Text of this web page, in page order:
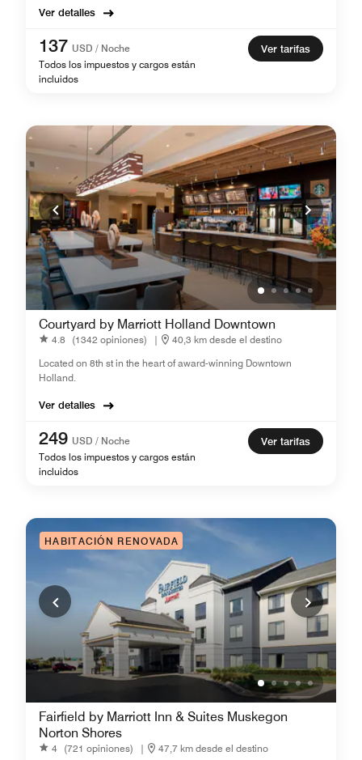
Ver detalles
137 USD / Noche
Todos los impuestos y cargos están
incluidos
Ver tarifas
Courtyard by Marriott Holland Downtown
4.8 (1342 opiniones) |
40,3 km desde el destino
Located on 8th st in the heart of award-winning Downtown
Holland.
Ver detalles
249 USD / Noche
Todos los impuestos y cargos están
incluidos
Ver tarifas
HABITACIÓN RENOVADA
Fairfield by Marriott Inn & Suites Muskegon
Norton Shores
4 (721 opiniones) |
47,7 km desde el destino